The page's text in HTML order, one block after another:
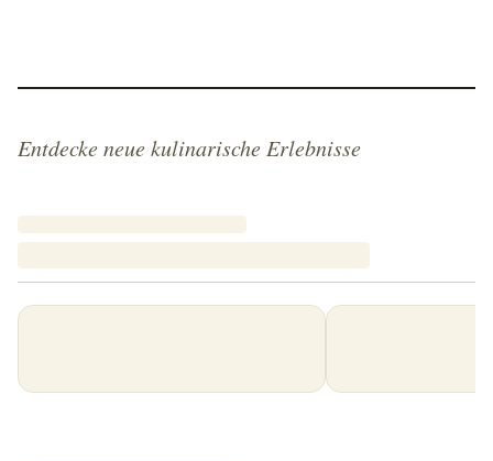
Entdecke neue kulinarische Erlebnisse